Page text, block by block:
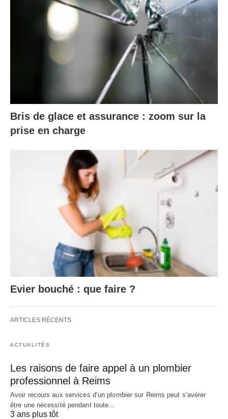
Bris de glace et assurance : zoom sur la
prise en charge
Evier bouché : que faire ?
ARTICLES RÉCENTS
ACTUALITÉS
Les raisons de faire appel à un plombier
professionnel à Reims
Avoir recours aux services d’un plombier sur Reims peut s’avérer
être une nécessité pendant toute…
3 ans plus tôt